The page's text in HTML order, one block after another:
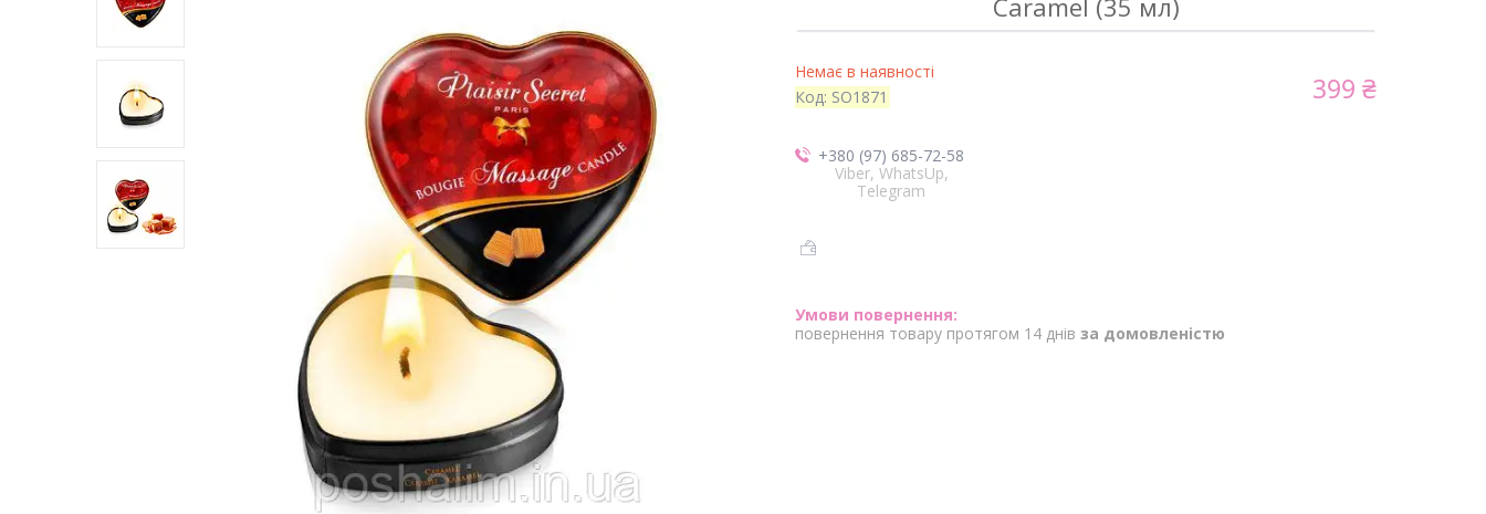
Caramel (35 мл)
Немає в наявності
Код: SO1871 399 ₴
+380 (97) 685-72-58
Viber, WhatsUp,
Telegram
повернення товару протягом 14 днів за домовленістю